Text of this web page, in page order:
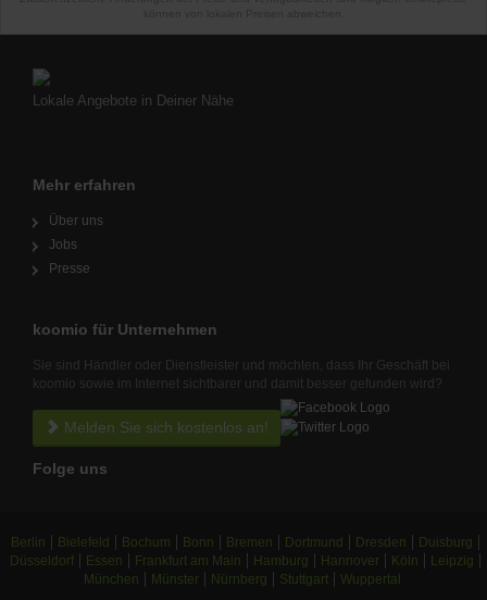
Lokale Angebote in Deiner Nähe
Mehr erfahren
Über uns
Jobs
Presse
koomio für Unternehmen
Sie sind Händler oder Dienstleister und möchten, dass Ihr Geschäft bei
koomio sowie im Internet sichtbarer und damit besser gefunden wird?
Melden Sie sich kostenlos an!
Folge uns
Berlin Bielefeld Bochum Bonn Bremen Dortmund Dresden
Duisburg
Düsseldorf
Essen Frankfurt am Main Hamburg Hannover Köln
Leipzig
München
Münster Nürnberg Stuttgart Wuppertal